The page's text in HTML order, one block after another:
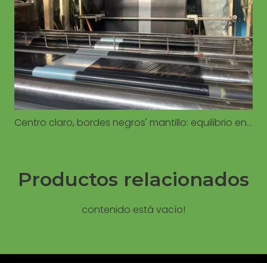
Centro claro, bordes negros' mantillo: equilibrio entre el calentamiento del suelo y el control de malezas
Productos relacionados
contenido está vacío!